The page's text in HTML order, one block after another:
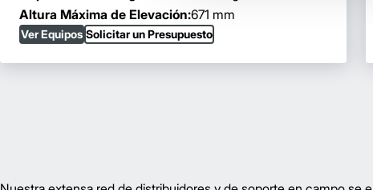
Altura Máxima de Elevación:671 mm
Ver Equipos Solicitar un Presupuesto